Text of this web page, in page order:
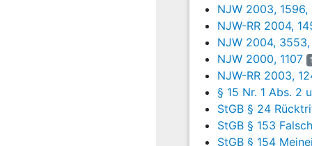
NJW 2004, 3553, 3554 ;
(3) Den Stundensatz
Prozessbetruges gar
den Kläger und 38 € für
unter der "Grenze des
2002, 320 und 616,
Haupttat ist der auf den
Stundenzahl (20
NJW 2003, 1596,
NJW-RR 2004,
NJW 2004,
NJW 2000, 1107
NJW-RR 2003,
§ 15 Nr. 1 Abs. 2
StGB § 24
StGB § 153
StGB § 154